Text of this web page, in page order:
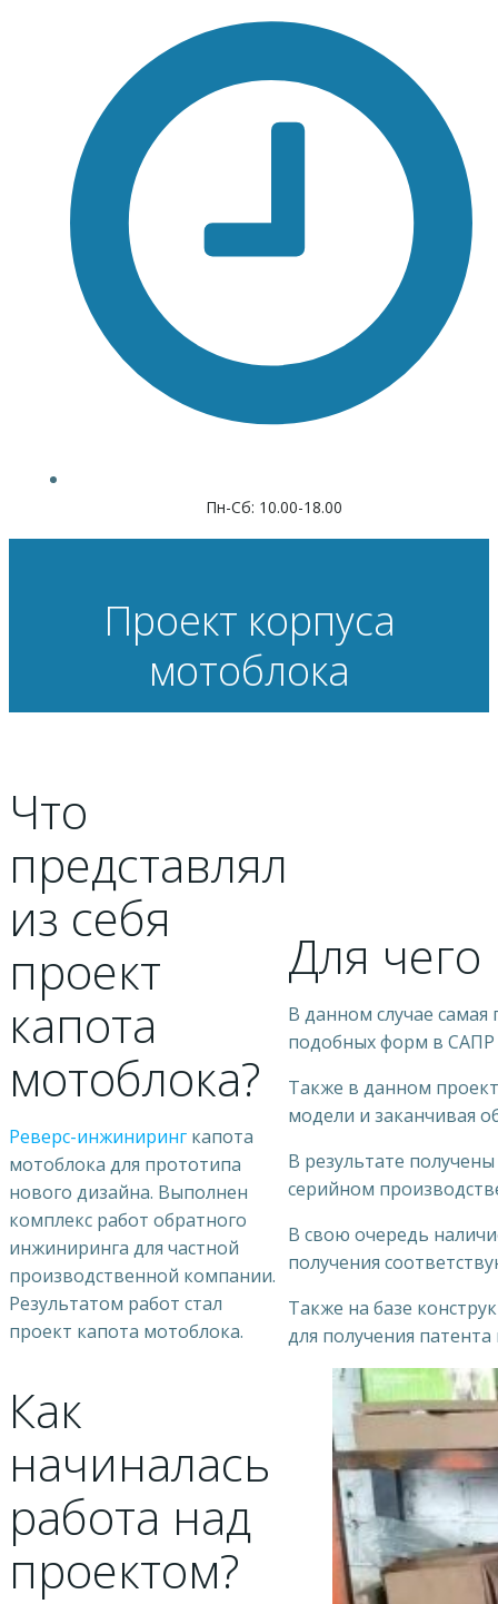
Пн-Сб: 10.00-18.00
Проект корпуса
мотоблока
Что
представлял
из себя
проект
капота
мотоблока?
Реверс-инжиниринг капота
мотоблока для прототипа
нового дизайна. Выполнен
комплекс работ обратного
инжиниринга для частной
производственной компании.
Результатом работ стал
проект капота мотоблока.
Как
начиналась
работа над
проектом?
Для чего
В данном случае
подобных форм в САПР
Также в данном
модели и заканчивая
В результате
серийном
В свою очередь
получения
Также на базе
для получения